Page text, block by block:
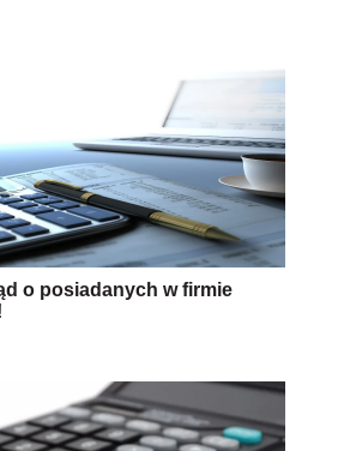
o posiadanych w firmie